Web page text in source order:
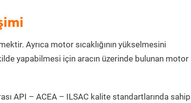
Ayrıca motor sıcaklığının yükselmesini
yapabilmesi için aracın üzerinde bulunan motor
API – ACEA – ILSAC kalite standartlarında